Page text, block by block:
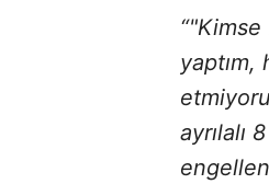
“"Kimse
ayrılalı